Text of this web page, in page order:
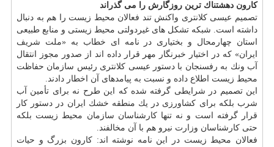
كارون دهشتناك ترین روزگارش را می گذراند
تصمیم عیسی كلانتری واكنش تند فعالان محیط زیست را هم به دنبال
داشته است. شبكه تشكل های غیردولتی محیط زیستی و منابع طبیعی
استان چهارمحال و بختیاری در نامه ای خطاب به «ملت شریف
ایران» كه در اختیار خبرنگار مهر قرار داده اند از صدور مجوز انتقال
آب ونك به رفسنجان با دستور عیسی كلانتری رئیس سازمان حفاظت
محیط زیست اطلاع داده و نسبت به پیامدهای آن اخطار دادند.
این تصمیم در شرایطی گرفته شده كه این طرح نه برای تأمین آب
شرب بلكه برای كشاورزی در یك منطقه خشك ایران در دستور كار
قرار گرفته است و نه تنها كارشناسان سازمان محیط زیست بلكه
حتی كارشناسان وزارت نیرو هم با آن مخالفند.
فعالان محیط زیست در این نامه نوشته اند: كارون بزرگ و حیات